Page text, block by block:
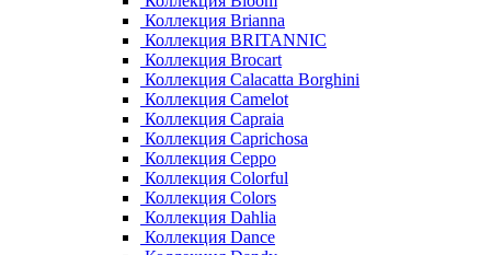
Коллекция Brianna
Коллекция BRITANNIC
Коллекция Brocart
Коллекция Calacatta Borghini
Коллекция Camelot
Коллекция Capraia
Коллекция Caprichosa
Коллекция Ceppo
Коллекция Colorful
Коллекция Colors
Коллекция Dahlia
Коллекция Dance